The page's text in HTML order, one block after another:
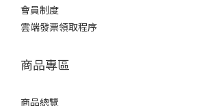
會員制度
雲端發票領取程序
商品專區
商品總覽